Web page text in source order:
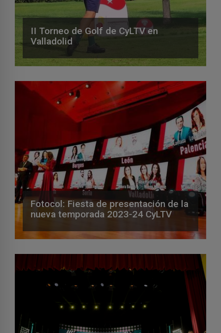
II Torneo de Golf de CyLTV en
Valladolid
Fotocol: Fiesta de presentación de la
nueva temporada 2023-24 CyLTV